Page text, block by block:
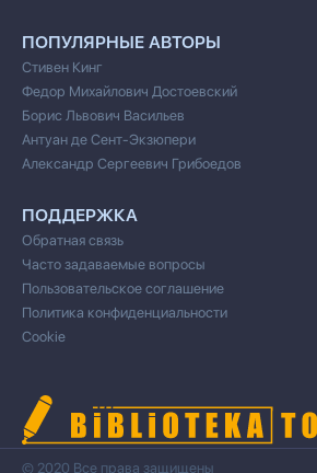
ПОПУЛЯРНЫЕ АВТОРЫ
Стивен Кинг
Федор Михайлович Достоевский
Борис Львович Васильев
Антуан де Сент-Экзюпери
Александр Сергеевич Грибоедов
ПОДДЕРЖКА
Обратная связь
Часто задаваемые вопросы
Пользовательское соглашение
Политика конфиденциальности
Cookie
© 2020 Все права защищены